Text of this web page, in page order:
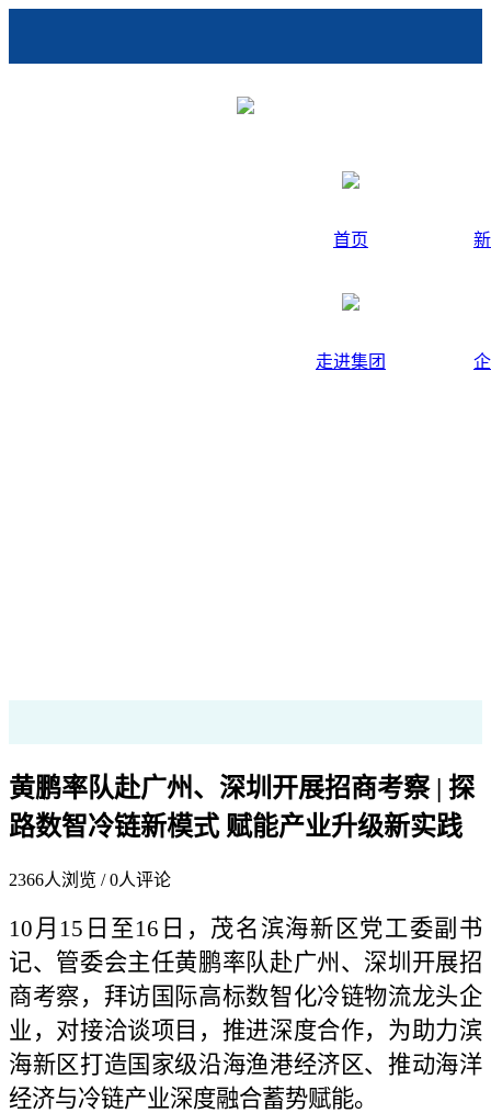
首页
走进集团
黄鹏率队赴广州、深圳开展招商考察 | 探
路数智冷链新模式 赋能产业升级新实践
2366人浏览 /0人评论
10月15日至16日，茂名滨海新区党工委副书
记、管委会主任黄鹏率队赴广州、深圳开展招
商考察，拜访国际高标数智化冷链物流龙头企
业，对接洽谈项目，推进深度合作，为助力滨
海新区打造国家级沿海渔港经济区、推动海洋
经济与冷链产业深度融合蓄势赋能。